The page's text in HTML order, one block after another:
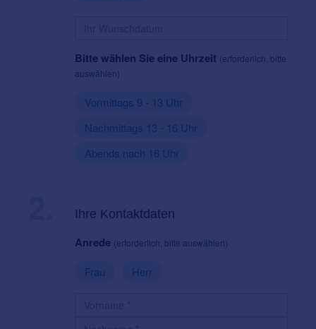
Bitte wählen Sie eine Uhrzeit (erforderlich, bitte
auswählen)
Vormittags 9 - 13 Uhr
Nachmittags 13 - 16 Uhr
Abends nach 16 Uhr
Ihre Kontaktdaten
Anrede (erforderlich, bitte auswählen)
Frau Herr